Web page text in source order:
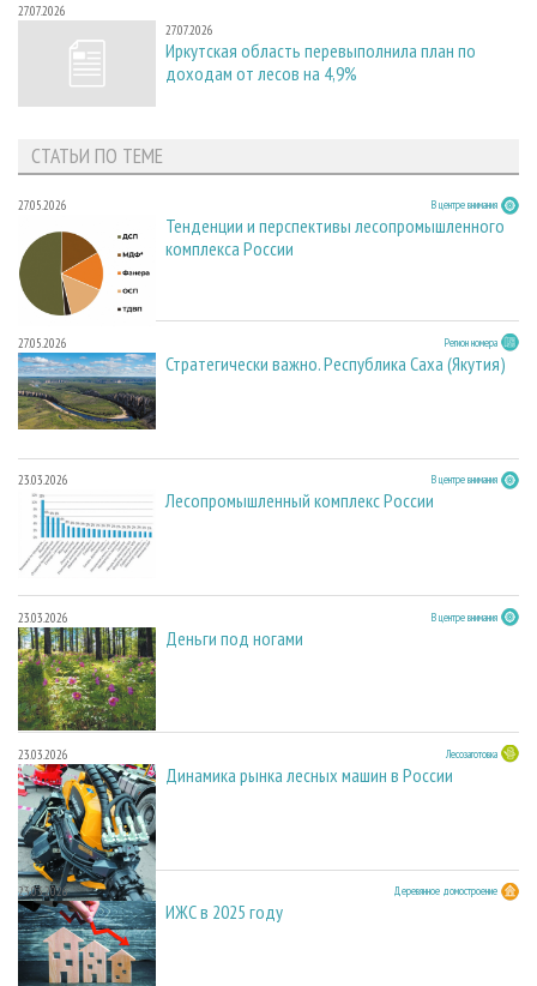
27.07.2026
27.07.2026
Иркутская область перевыполнила план по
доходам от лесов на 4,9%
СТАТЬИ ПО ТЕМЕ
27.05.2026 В центре внимания
Тенденции и перспективы лесопромышленного
комплекса России
27.05.2026 Регион номера
Стратегически важно. Республика Саха (Якутия)
23.03.2026 В центре внимания
Лесопромышленный комплекс России
23.03.2026 В центре внимания
Деньги под ногами
23.03.2026 Лесозаготовка
Динамика рынка лесных машин в России
23.03.2026 Деревянное домостроение
ИЖС в 2025 году